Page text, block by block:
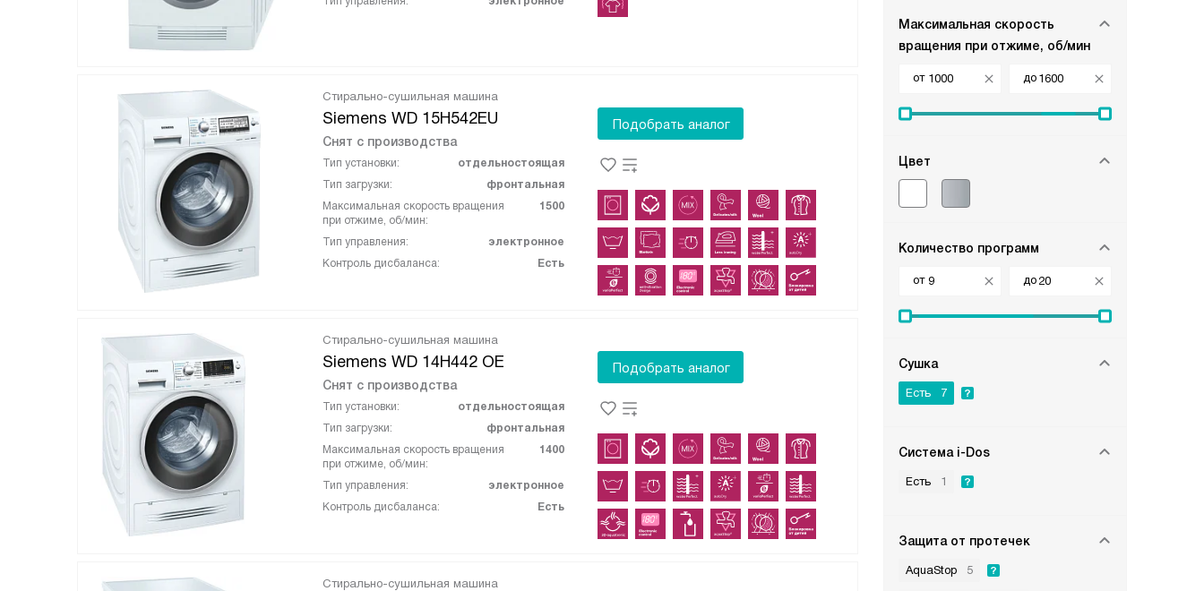
Максимальная скорость
вращения при отжиме, об/мин
от до
Цвет
Количество программ
от до
Сушка
Есть 7
Система i-Dos
Есть 1
Защита от протечек
AquaStop 5
Стирально-сушильная машина
Siemens WD 15H542EU
Снят с производства
Тип установки:
отдельностоящая
Тип загрузки:
фронтальная
Максимальная скорость вращения
при отжиме, об/мин:
1500
Тип управления:
электронное
Контроль дисбаланса:
Есть
Подобрать аналог
Стирально-сушильная машина
Siemens WD 14H442 OE
Снят с производства
Тип установки:
отдельностоящая
Тип загрузки:
фронтальная
Максимальная скорость вращения
при отжиме, об/мин:
1400
Тип управления:
электронное
Контроль дисбаланса:
Есть
Подобрать аналог
Стирально-сушильная машина